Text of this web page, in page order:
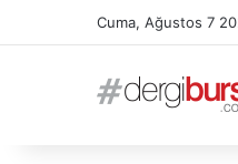
Cuma, Ağustos 7